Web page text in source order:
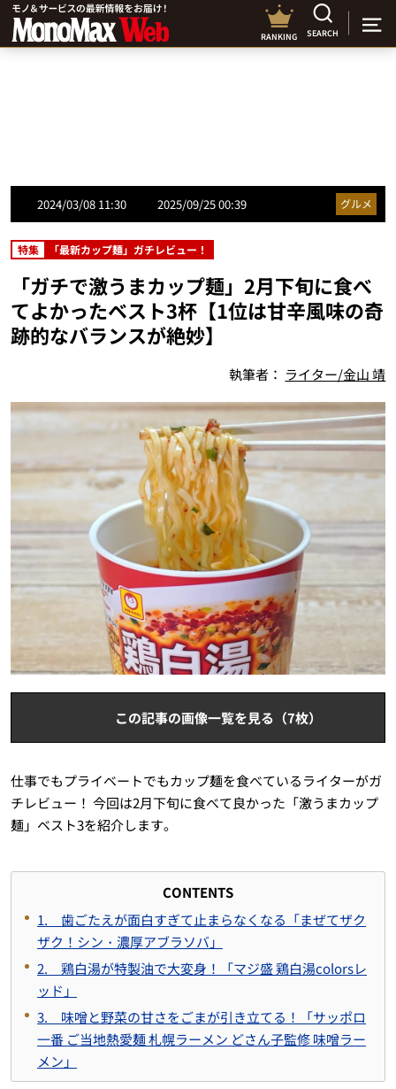
RANKING SEARCH
2024/03/08 11:30 2025/09/25 00:39 グルメ
特集 「最新カップ麺」ガチレビュー！
「ガチで激うまカップ麺」2月下旬に食べ
てよかったベスト3杯【1位は甘辛風味の奇
跡的なバランスが絶妙】
執筆者： ライター/金山 靖
この記事の画像一覧を見る（7枚）
仕事でもプライベートでもカップ麺を食べているライターがガ
チレビュー！ 今回は2月下旬に食べて良かった「激うまカップ
麺」ベスト3を紹介します。
CONTENTS
1. 歯ごたえが面白すぎて止まらなくなる「まぜてザク
ザク！シン・濃厚アブラソバ」
2. 鶏白湯が特製油で大変身！「マジ盛 鶏白湯colorsレ
ッド」
3. 味噌と野菜の甘さをごまが引き立てる！「サッポロ
一番 ご当地熱愛麺 札幌ラーメン どさん子監修 味噌ラー
メン」